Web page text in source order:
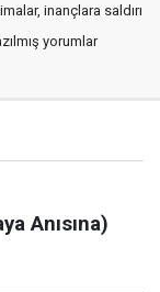
inançlara saldırı
yorumlar
Anısına)